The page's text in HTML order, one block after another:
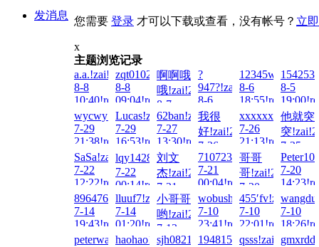
发消息 您需要 登录 才可以下载或查看，没有帐号？ 立
x
主题浏览记录
a.a.!zai!2026-
8-8
10:40!read!
zqt010203!zai!2026-
8-8
09:04!read!
啊啊哦
哦!zai!2026-
8-7
04:54!read!
?
947?!zai!2026-
8-6
22:17!read!
8-6
18:55!read!
8-5
wycwy!zai!2026-
7-29
21:38!read!
Lucas!zai!2026-
7-29
16:53!read!
62ban!zai!2026-
7-27
13:30!read!
我很
好!zai!2026-
7-26
23:42!read!
7-26
21:13!read!
他就突
突
7-25
SaSa!zai!2026-
7-22
12:22!read!
lqy14285790！!zai!2026-
7-22
00:14!read!
刘文
杰!zai!2026-
7-21
15:03!read!
71072325!zai!2026-
7-21
00:04!read!
哥哥
哥!zai!2026-
7-20
23:49!read!
7-20
896476764@qq.co!zai!2026-
7-14
19:43!read!
lluuf7!zai!2026-
7-14
01:20!read!
小哥哥
哟!zai!2026-
7-13
11:31!read!
wobushishen!zai!2026-
7-10
23:41!read!
455′fv!zai!2026-
7-10
22:01!read!
7-10
peterwang22!zai!2026-
haohao1998!zai!2026-
sjh0821!zai!2026-1948157307!zai!2026-
qsss!zai!2026-